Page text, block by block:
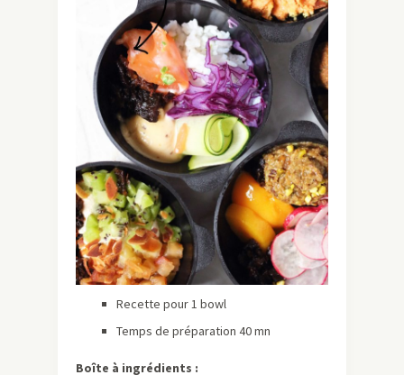
Recette pour 1 bowl
Temps de préparation 40 mn
Boîte à ingrédients :